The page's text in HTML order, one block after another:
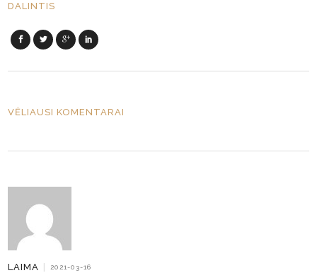
DALINTIS
VĖLIAUSI KOMENTARAI
LAIMA | 2021-03-16